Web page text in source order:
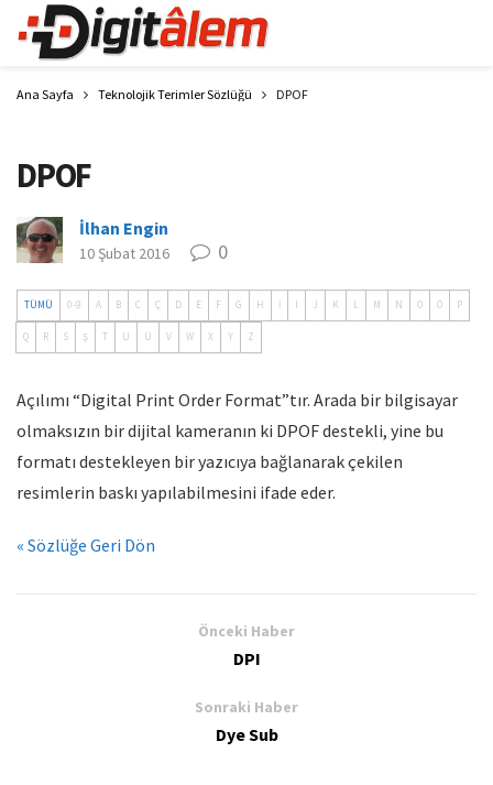
Ana Sayfa Teknolojik Terimler Sözlüğü DPOF
DPOF
İlhan Engin
10 Şubat 2016 0
TÜMÜ 0-9 A B C Ç D E F G H I J K L M N O Ö P
Q R S Ş T U Ü V W X Y Z
Açılımı “Digital Print Order Format”tır. Arada bir bilgisayar
olmaksızın bir dijital kameranın ki DPOF destekli, yine bu
formatı destekleyen bir yazıcıya bağlanarak çekilen
resimlerin baskı yapılabilmesini ifade eder.
« Sözlüğe Geri Dön
Önceki Haber
DPI
Sonraki Haber
Dye Sub